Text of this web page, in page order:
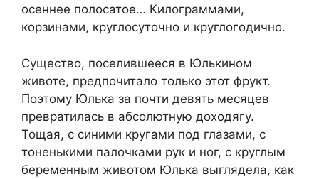
осеннее полосатое… Килограммами,
корзинами, круглосуточно и круглогодично.
Существо, поселившееся в Юлькином
животе, предпочитало только этот фрукт.
Поэтому Юлька за почти девять месяцев
превратилась в абсолютную доходягу.
Тощая, с синими кругами под глазами, с
тоненькими палочками рук и ног, с круглым
беременным животом Юлька выглядела, как